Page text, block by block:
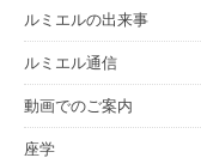
ルミエルの出来事
ルミエル通信
動画でのご案内
座学